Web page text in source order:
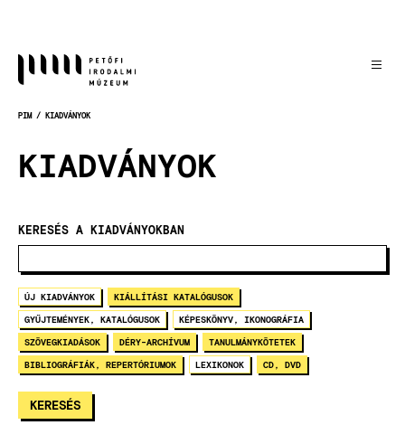
PIM KIADVÁNYOK
KIADVÁNYOK
KERESÉS A KIADVÁNYOKBAN
ÚJ KIADVÁNYOK KIÁLLÍTÁSI KATALÓGUSOK
GYŰJTEMÉNYEK, KATALÓGUSOK KÉPESKÖNYV, IKONOGRÁFIA
SZÖVEGKIADÁSOK DÉRY-ARCHÍVUM TANULMÁNYKÖTETEK
BIBLIOGRÁFIÁK, REPERTÓRIUMOK LEXIKONOK CD, DVD